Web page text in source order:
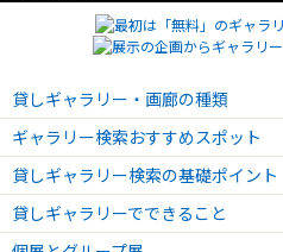
貸しギャラリー・画廊の種類
ギャラリー検索おすすめスポット
貸しギャラリー検索の基礎ポイント
貸しギャラリーでできること